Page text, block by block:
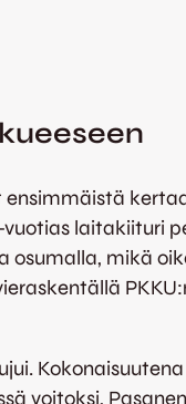
laitakiituri
mikä
voitoksi,